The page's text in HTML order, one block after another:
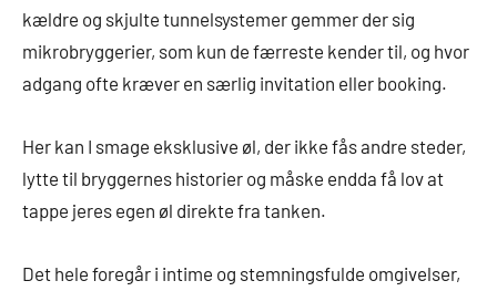
kældre og skjulte tunnelsystemer gemmer der sig
mikrobryggerier, som kun de færreste kender til, og hvor
adgang ofte kræver en særlig invitation eller booking.
Her kan I smage eksklusive øl, der ikke fås andre steder,
lytte til bryggernes historier og måske endda få lov at
tappe jeres egen øl direkte fra tanken.
Det hele foregår i intime og stemningsfulde omgivelser,